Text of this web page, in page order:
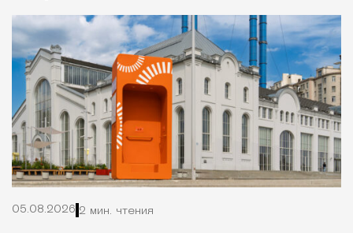
05.08.2026 2 мин. чтения